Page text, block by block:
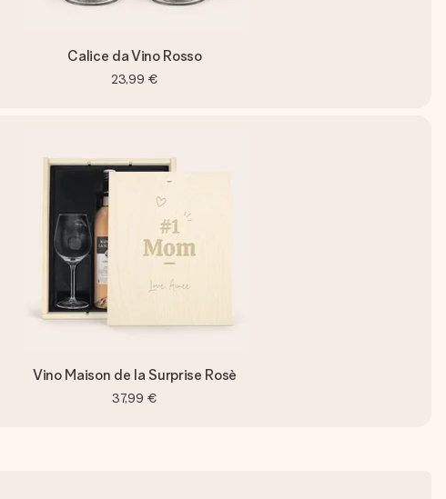
Calice da Vino Rosso
23,99 €
Vino Maison de la Surprise Rosè
37,99 €